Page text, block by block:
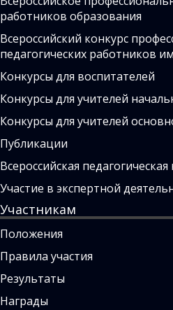
работников образования
Всероссийский конкурс
педагогических работников
Конкурсы для воспитателей
Конкурсы для учителей
Конкурсы для учителей
Публикации
Всероссийская
Участие в экспертной
Участникам
Положения
Правила участия
Результаты
Награды